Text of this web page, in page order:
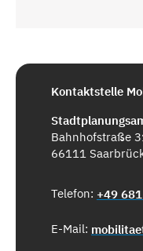
Kontaktstelle
Bahnhofstraße
66111
Telefon: +49
E-Mail: